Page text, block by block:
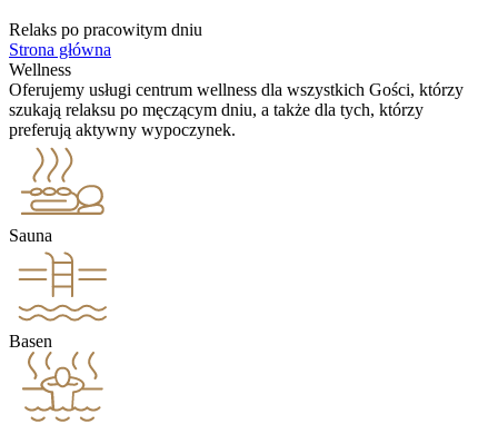
Relaks po pracowitym dniu
Strona główna
Wellness
Oferujemy usługi centrum wellness dla wszystkich Gości, którzy
szukają relaksu po męczącym dniu, a także dla tych, którzy
preferują aktywny wypoczynek.
Sauna
Basen